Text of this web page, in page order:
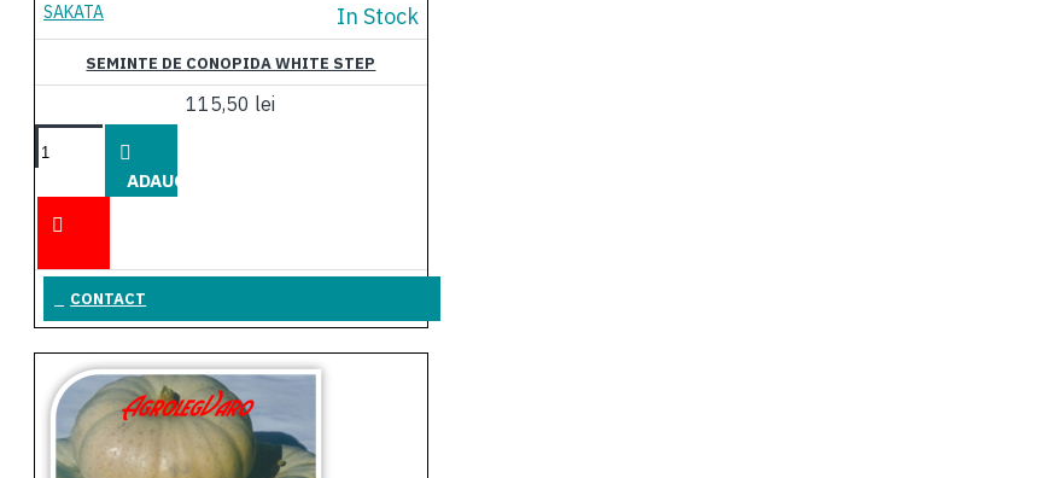
SAKATA In Stock
SEMINTE DE CONOPIDA WHITE STEP
115,50 lei
ADAUGĂ
CONTACT